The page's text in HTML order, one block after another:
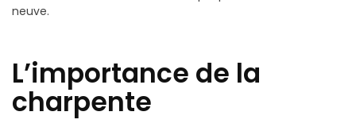
neuve.
L’importance de la
charpente